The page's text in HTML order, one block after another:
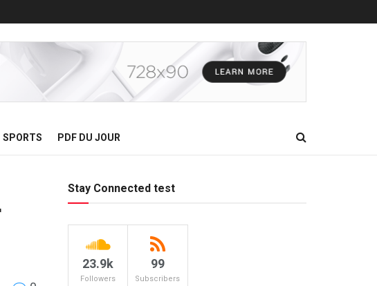
SPORTS PDF DU JOUR
Stay Connected test
23.9k
Followers
99
Subscribers